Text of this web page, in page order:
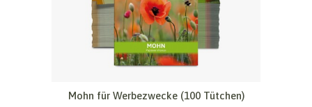
Mohn für Werbezwecke (100 Tütchen)